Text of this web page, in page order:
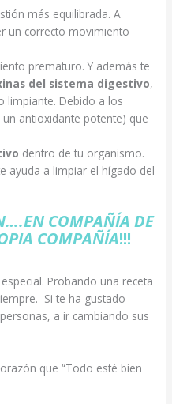
más equilibrada. A
un correcto movimiento
prematuro. Y además te
del sistema digestivo,
limpiante. Debido a los
un antioxidante potente) que
dentro de tu organismo.
ayuda a limpiar el hígado del
COMPAÑÍA DE
COMPAÑÍA!!!
Probando una receta
Si te ha gustado
a ir cambiando sus
que “Todo esté bien